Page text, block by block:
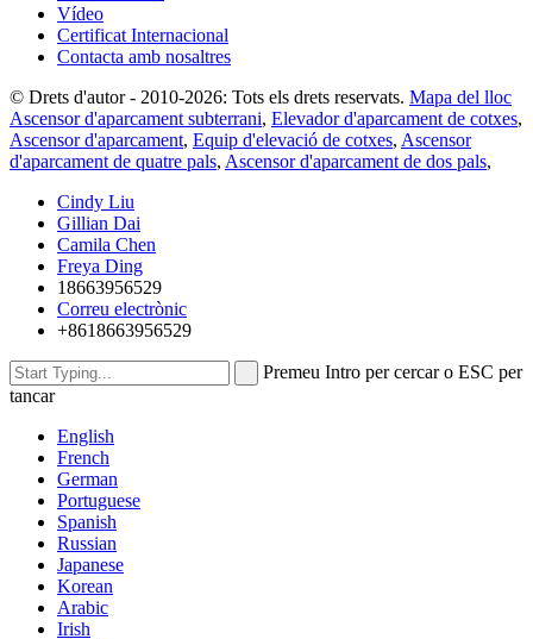
Vídeo
Certificat Internacional
Contacta amb nosaltres
© Drets d'autor - 2010-2026: Tots els drets reservats. Mapa del lloc
Ascensor d'aparcament subterrani, Elevador d'aparcament de cotxes,
Ascensor d'aparcament, Equip d'elevació de cotxes, Ascensor
d'aparcament de quatre pals, Ascensor d'aparcament de dos pals,
Cindy Liu
Gillian Dai
Camila Chen
Freya Ding
18663956529
Correu electrònic
+8618663956529
Premeu Intro per cercar o ESC per
tancar
English
French
German
Portuguese
Spanish
Russian
Japanese
Korean
Arabic
Irish